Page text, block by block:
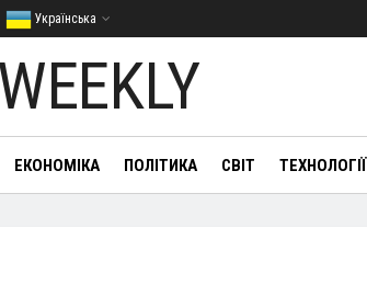
Українська
ЕКОНОМІКА ПОЛІТИКА СВІТ ТЕХНОЛОГІЇ